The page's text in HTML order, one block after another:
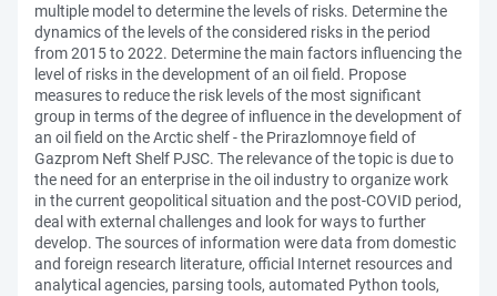
multiple model to determine the levels of risks. Determine the
dynamics of the levels of the considered risks in the period
from 2015 to 2022. Determine the main factors influencing the
level of risks in the development of an oil field. Propose
measures to reduce the risk levels of the most significant
group in terms of the degree of influence in the development of
an oil field on the Arctic shelf - the Prirazlomnoye field of
Gazprom Neft Shelf PJSC. The relevance of the topic is due to
the need for an enterprise in the oil industry to organize work
in the current geopolitical situation and the post-COVID period,
deal with external challenges and look for ways to further
develop. The sources of information were data from domestic
and foreign research literature, official Internet resources and
analytical agencies, parsing tools, automated Python tools,